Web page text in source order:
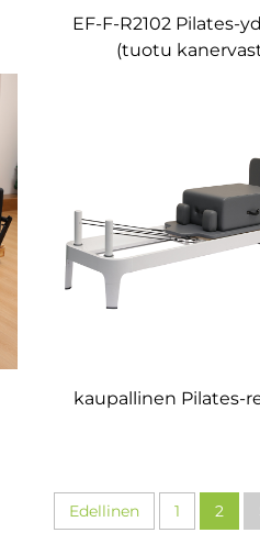
EF-F-R2102 Pilates-
(tuotu
kaupallinen Pilates-
Edellinen 1 2